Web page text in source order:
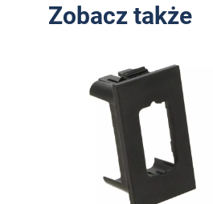
Zobacz także